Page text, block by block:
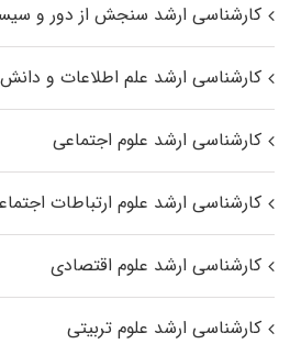
کارشناسی ارشد سنجش از دور و
کارشناسی ارشد علم اطلاعات و
کارشناسی ارشد علوم اجتماعی
کارشناسی ارشد علوم ارتباطات
کارشناسی ارشد علوم اقتصادی
کارشناسی ارشد علوم تربیتی